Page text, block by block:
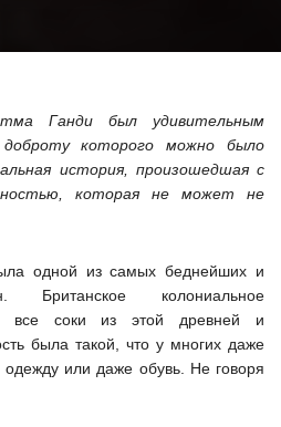
Ганди был удивительным
которого можно было
история, произошедшая с
которая не может не
одной из самых беднейших и
Британское колониальное
все соки из этой древней и
была такой, что у многих даже
или даже обувь. Не говоря